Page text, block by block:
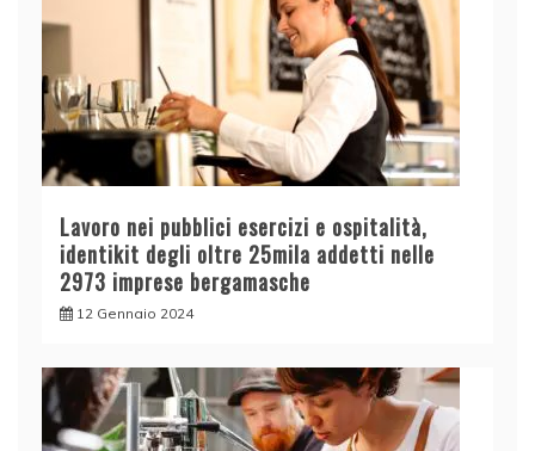
Lavoro nei pubblici esercizi e ospitalità,
identikit degli oltre 25mila addetti nelle
2973 imprese bergamasche
12 Gennaio 2024